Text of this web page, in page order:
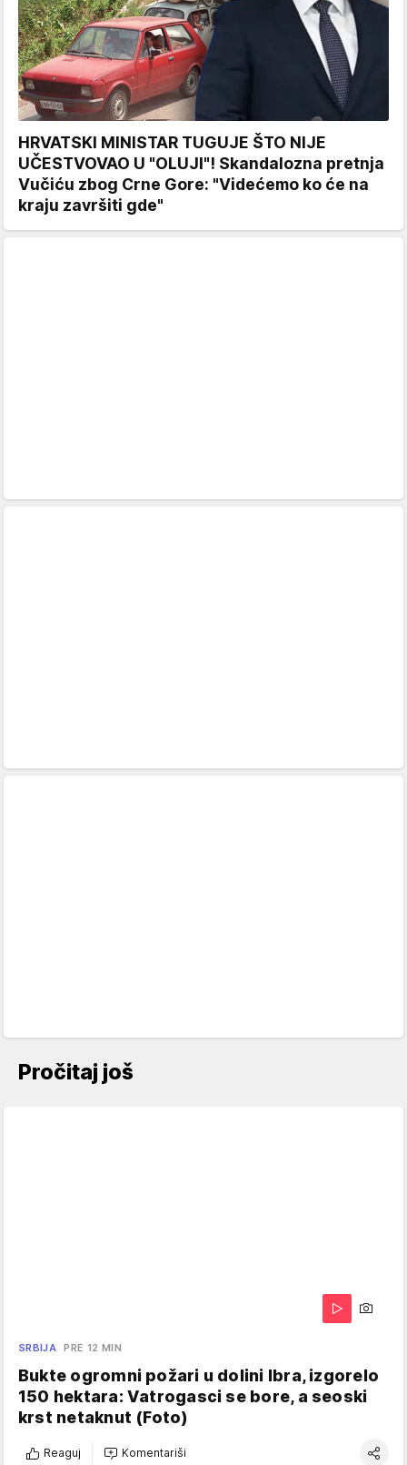
HRVATSKI MINISTAR TUGUJE ŠTO NIJE
UČESTVOVAO U "OLUJI"! Skandalozna pretnja
Vučiću zbog Crne Gore: "Videćemo ko će na
kraju završiti gde"
Pročitaj još
SRBIJA PRE 12 MIN
Bukte ogromni požari u dolini Ibra, izgorelo
150 hektara: Vatrogasci se bore, a seoski
krst netaknut (Foto)
Reaguj Komentariši